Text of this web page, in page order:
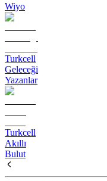
Wiyo
Turkcell
Geleceği
Yazanlar
Turkcell
Akıllı
Bulut